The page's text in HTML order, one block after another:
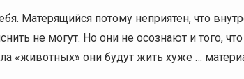
Матерящийся потому неприятен, что
не могут. Но они не осознают и того,
«животных» они будут жить хуже …